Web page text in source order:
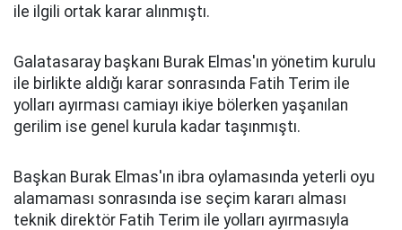
ile ilgili ortak karar alınmıştı.
Galatasaray başkanı Burak Elmas'ın yönetim kurulu
ile birlikte aldığı karar sonrasında Fatih Terim ile
yolları ayırması camiayı ikiye bölerken yaşanılan
gerilim ise genel kurula kadar taşınmıştı.
Başkan Burak Elmas'ın ibra oylamasında yeterli oyu
alamaması sonrasında ise seçim kararı alması
teknik direktör Fatih Terim ile yolları ayırmasıyla